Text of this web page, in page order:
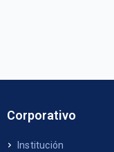
Corporativo
Institución